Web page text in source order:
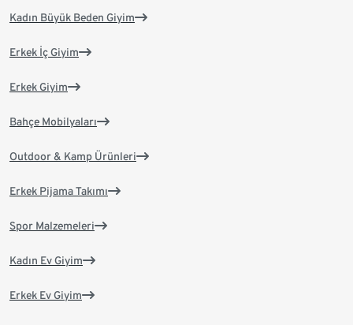
Kadın Büyük Beden Giyim
Erkek İç Giyim
Erkek Giyim
Bahçe Mobilyaları
Outdoor & Kamp Ürünleri
Erkek Pijama Takımı
Spor Malzemeleri
Kadın Ev Giyim
Erkek Ev Giyim